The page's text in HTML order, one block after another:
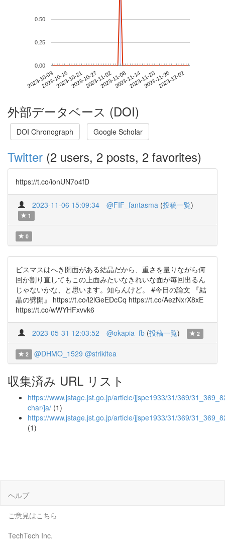
2023-10-092023-10-152023-10-212023-10-272023-11-022023-11-082023-11-142023-11-202023-11-262023-12-02
0.00
0.25
0.50
外部データベース (DOI)
DOI Chronograph Google Scholar
Twitter (2 users, 2 posts, 2 favorites)
https://t.co/ionUN7o4fD
2023-11-06 15:09:34 @FIF_fantasma (投稿一覧)
1
0
ビスマスはへき開面がある結晶だから、重さを量りながら何
回か割り直してもこの上面みたいなきれいな面が毎回出るん
じゃないかな、と思います。知らんけど。 #今日の論文 『結
晶の劈開』 https://t.co/l2lGeEDcCq https://t.co/AezNxrX8xE
https://t.co/wWYHFxvvk6
2023-05-31 12:03:52 @okapia_fb (投稿一覧) 2
2 @DHMO_1529 @strikitea
収集済み URL リスト
https://www.jstage.jst.go.jp/article/jjspe1933/31/369/
char/ja/ (1)
https://www.jstage.jst.go.jp/article/jjspe1933/31/369/
(1)
ヘルプ
ご意見はこちら
TechTech Inc.